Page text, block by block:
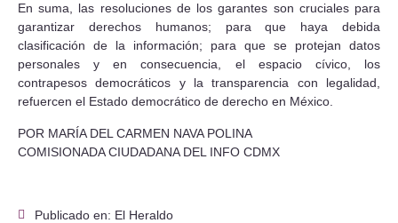
En suma, las resoluciones de los garantes son cruciales para
garantizar derechos humanos; para que haya debida
clasificación de la información; para que se protejan datos
personales y en consecuencia, el espacio cívico, los
contrapesos democráticos y la transparencia con legalidad,
refuercen el Estado democrático de derecho en México.
POR MARÍA DEL CARMEN NAVA POLINA
COMISIONADA CIUDADANA DEL INFO CDMX
Publicado en: El Heraldo